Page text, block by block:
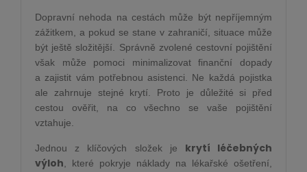
Dopravní nehoda na cestách může být nepříjemným
zážitkem, a pokud se stane v zahraničí, situace může
být ještě složitější. Správně zvolené cestovní pojištění
však může pomoci minimalizovat finanční dopady
a zajistit vám potřebnou asistenci. Ne každá pojistka
ale zahrnuje stejné krytí. Proto je důležité si před
cestou ověřit, na co všechno se vaše pojištění
vztahuje.
Jednou z klíčových složek je krytí léčebných
výloh , které pokryje náklady na lékařské ošetření,